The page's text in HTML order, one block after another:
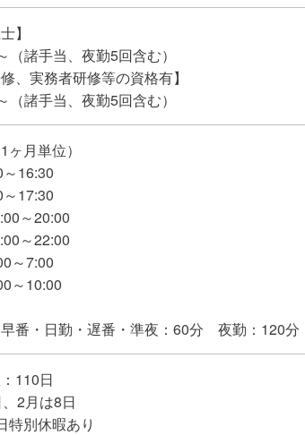
】
（諸手当、夜勤5回含む）
、実務者研修等の資格有】
（諸手当、夜勤5回含む）
ヶ月単位）
16:30
17:30
～20:00
～22:00
～7:00
～10:00
番・日勤・遅番・準夜：60分 夜勤：120分
110日
2月は8日
特別休暇あり